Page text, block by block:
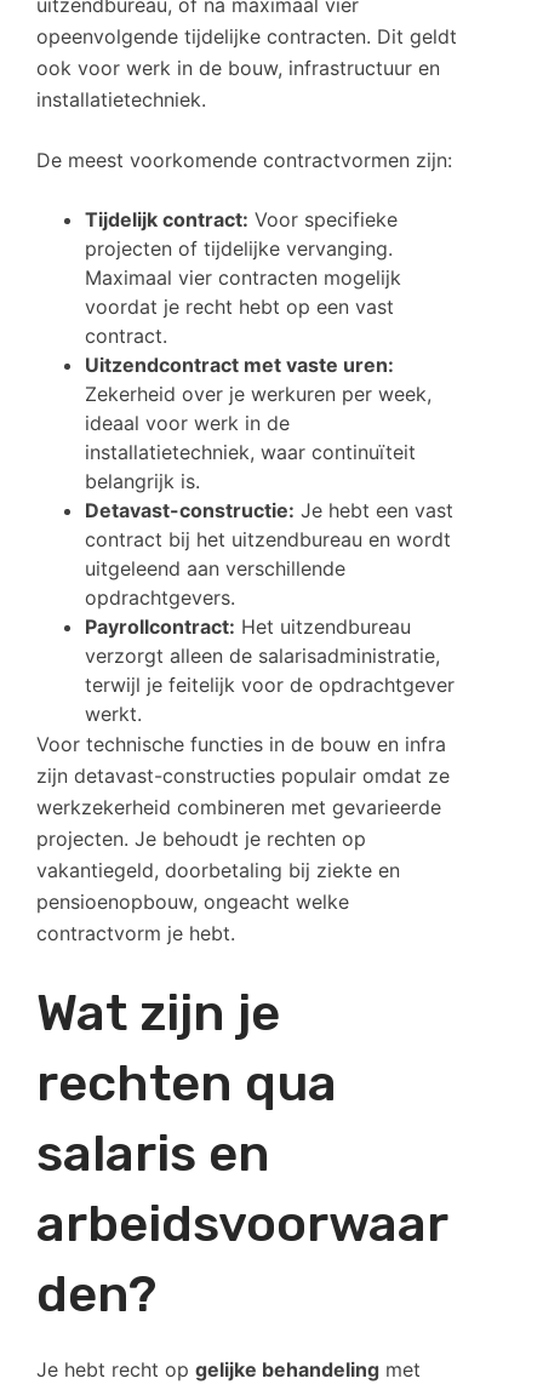
uitzendbureau, of na maximaal vier
opeenvolgende tijdelijke contracten. Dit geldt
ook voor werk in de bouw, infrastructuur en
installatietechniek.
De meest voorkomende contractvormen zijn:
Tijdelijk contract: Voor specifieke
projecten of tijdelijke vervanging.
Maximaal vier contracten mogelijk
voordat je recht hebt op een vast
contract.
Uitzendcontract met vaste uren:
Zekerheid over je werkuren per week,
ideaal voor werk in de
installatietechniek, waar continuïteit
belangrijk is.
Detavast-constructie: Je hebt een vast
contract bij het uitzendbureau en wordt
uitgeleend aan verschillende
opdrachtgevers.
Payrollcontract: Het uitzendbureau
verzorgt alleen de salarisadministratie,
terwijl je feitelijk voor de opdrachtgever
werkt.
Voor technische functies in de bouw en infra
zijn detavast-constructies populair omdat ze
werkzekerheid combineren met gevarieerde
projecten. Je behoudt je rechten op
vakantiegeld, doorbetaling bij ziekte en
pensioenopbouw, ongeacht welke
contractvorm je hebt.
Wat zijn je
rechten qua
salaris en
arbeidsvoorwaar
den?
Je hebt recht op gelijke behandeling met